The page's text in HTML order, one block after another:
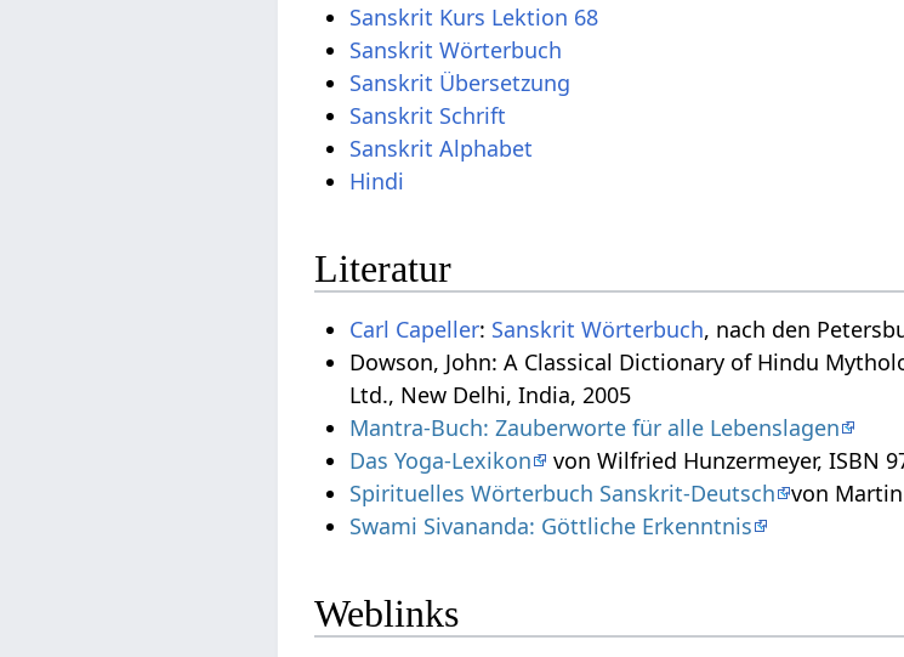
Sanskrit Kurs Lektion 68
Sanskrit Wörterbuch
Sanskrit Übersetzung
Sanskrit Schrift
Sanskrit Alphabet
Hindi
Literatur
Carl Capeller: Sanskrit Wörterbuch, nach den
Dowson, John: A Classical Dictionary of Hindu
Ltd., New Delhi, India, 2005
Mantra-Buch: Zauberworte für alle Lebenslagen
Das Yoga-Lexikon
von Wilfried Hunzermeyer, ISBN
Spirituelles Wörterbuch Sanskrit-Deutsch von Martin
Swami Sivananda: Göttliche Erkenntnis
Weblinks